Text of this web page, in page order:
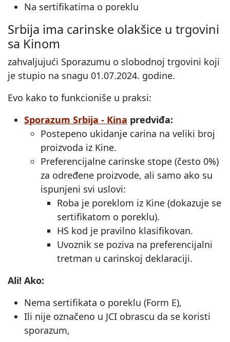
Na sertifikatima o poreklu
Srbija ima carinske olakšice u trgovini
sa Kinom
zahvaljujući Sporazumu o slobodnoj trgovini koji
je stupio na snagu 01.07.2024. godine.
Evo kako to funkcioniše u praksi:
Sporazum Srbija - Kina predviđa:
Postepeno ukidanje carina na veliki broj
proizvoda iz Kine.
Preferencijalne carinske stope (često 0%)
za određene proizvode, ali samo ako su
ispunjeni svi uslovi:
Roba je poreklom iz Kine (dokazuje se
sertifikatom o poreklu).
HS kod je pravilno klasifikovan.
Uvoznik se poziva na preferencijalni
tretman u carinskoj deklaraciji.
Ali! Ako:
Nema sertifikata o poreklu (Form E),
Ili nije označeno u JCI obrascu da se koristi
sporazum,